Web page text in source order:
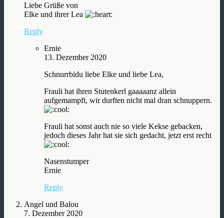
Liebe Grüße von
Elke und ihrer Lea
Reply
Ernie
13. Dezember 2020
Schnurrbidu liebe Elke und liebe Lea,
Frauli hat ihren Stutenkerl gaaaaanz allein
aufgemampft, wir durften nicht mal dran schnuppern.
Frauli hat sonst auch nie so viele Kekse gebacken,
jedoch dieses Jahr hat sie sich gedacht, jetzt erst recht
Nasenstumper
Ernie
Reply
Angel und Balou
7. Dezember 2020